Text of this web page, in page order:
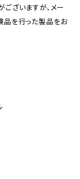
ざいますが、メー
品を行った製品をお